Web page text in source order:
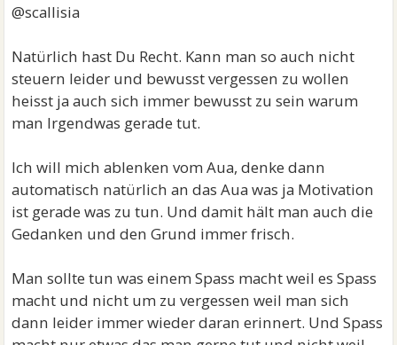
@scallisia
Natürlich hast Du Recht. Kann man so auch nicht
steuern leider und bewusst vergessen zu wollen
heisst ja auch sich immer bewusst zu sein warum
man Irgendwas gerade tut.
Ich will mich ablenken vom Aua, denke dann
automatisch natürlich an das Aua was ja Motivation
ist gerade was zu tun. Und damit hält man auch die
Gedanken und den Grund immer frisch.
Man sollte tun was einem Spass macht weil es Spass
macht und nicht um zu vergessen weil man sich
dann leider immer wieder daran erinnert. Und Spass